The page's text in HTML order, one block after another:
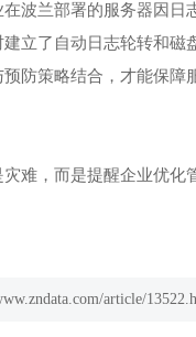
波兰部署的服务器因
立了自动日志轮转和
防策略结合，才能保障
难，而是提醒企业优
article/